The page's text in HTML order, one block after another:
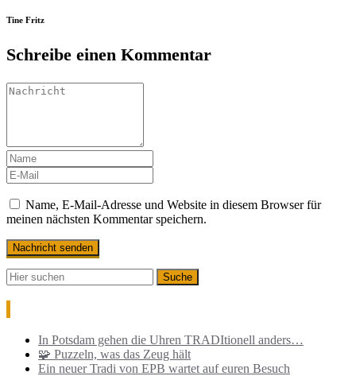
Tine Fritz
Schreibe einen Kommentar
Name, E-Mail-Adresse und Website in diesem Browser für
meinen nächsten Kommentar speichern.
In Potsdam gehen die Uhren TRADItionell anders…
🧩 Puzzeln, was das Zeug hält
Ein neuer Tradi von EPB wartet auf euren Besuch